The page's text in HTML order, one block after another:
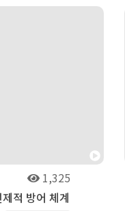
1,325
적 방어 체계